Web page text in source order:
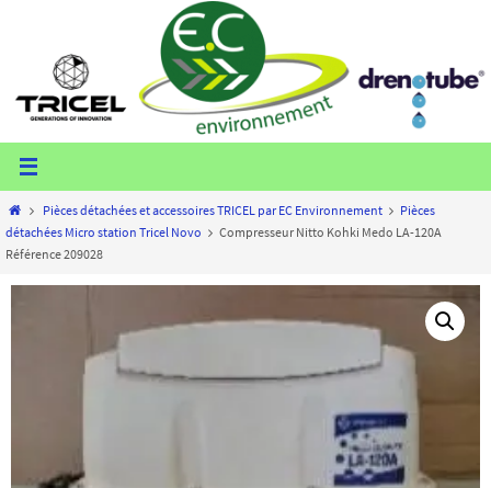
contenu
HomePièces détachées et accessoires TRICEL par EC Environnement
Pièces
détachées Micro station Tricel Novo
Compresseur Nitto Kohki Medo LA-120A
Référence 209028